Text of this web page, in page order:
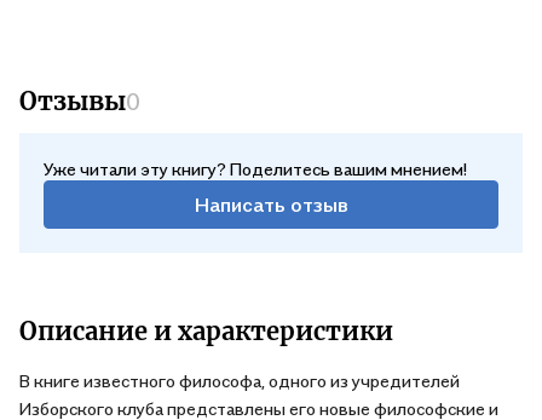
Отзывы0
Уже читали эту книгу? Поделитесь вашим мнением!
Написать отзыв
Описание и характеристики
В книге известного философа, одного из учредителей
Изборского клуба представлены его новые философские и